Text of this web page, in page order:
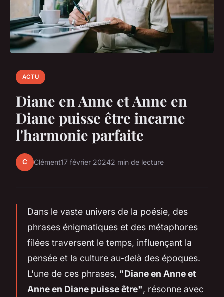
ACTU
Diane en Anne et Anne en
Diane puisse être incarne
l'harmonie parfaite
C Clément17 février 20242 min de lecture
Dans le vaste univers de la poésie, des
phrases énigmatiques et des métaphores
filées traversent le temps, influençant la
pensée et la culture au-delà des époques.
L'une de ces phrases, "Diane en Anne et
Anne en Diane puisse être", résonne avec